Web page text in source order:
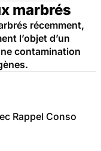
marbrés
récemment,
l’objet d’un
contamination
Rappel Conso